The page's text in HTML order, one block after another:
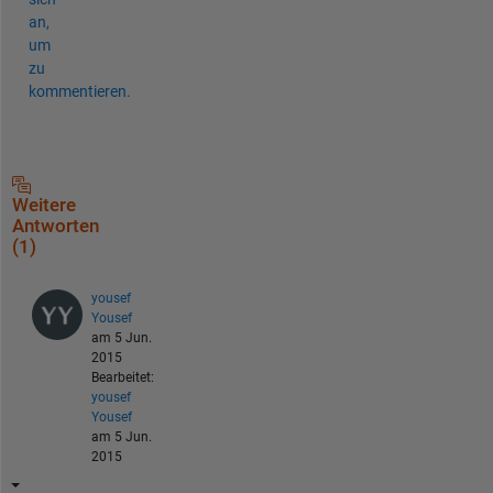
an,
um
zu
kommentieren.
Weitere
Antworten
(1)
yousef
Yousef
am 5 Jun.
2015
Bearbeitet:
yousef
Yousef
am 5 Jun.
2015